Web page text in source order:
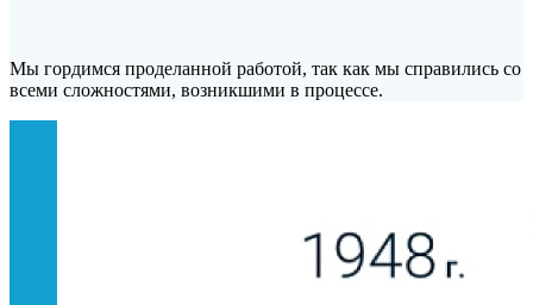
Мы гордимся проделанной работой, так как мы справились со
всеми сложностями, возникшими в процессе.